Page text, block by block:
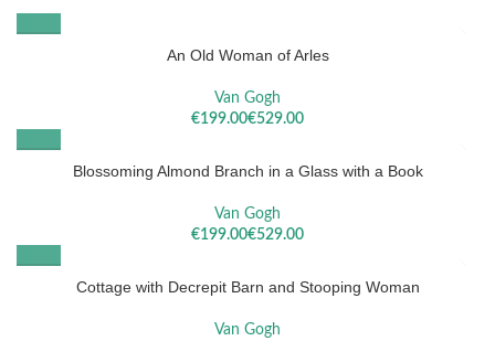
An Old Woman of Arles
Van Gogh
€
€
Blossoming Almond Branch in a Glass with a Book
Van Gogh
€
€
Cottage with Decrepit Barn and Stooping Woman
Van Gogh